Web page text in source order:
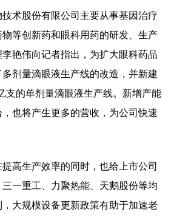
股份有限公司主要从事基因治疗
等创新药和眼科用药的研发、生产
艳伟向记者指出，为扩大眼科药品
剂量滴眼液生产线的改造，并新建
支的单剂量滴眼液生产线。新增产能
也将产生更多的营收，为公司快速
生产效率的同时，也给上市公司
一重工、力聚热能、天鹅股份等均
大规模设备更新政策有助于加速老